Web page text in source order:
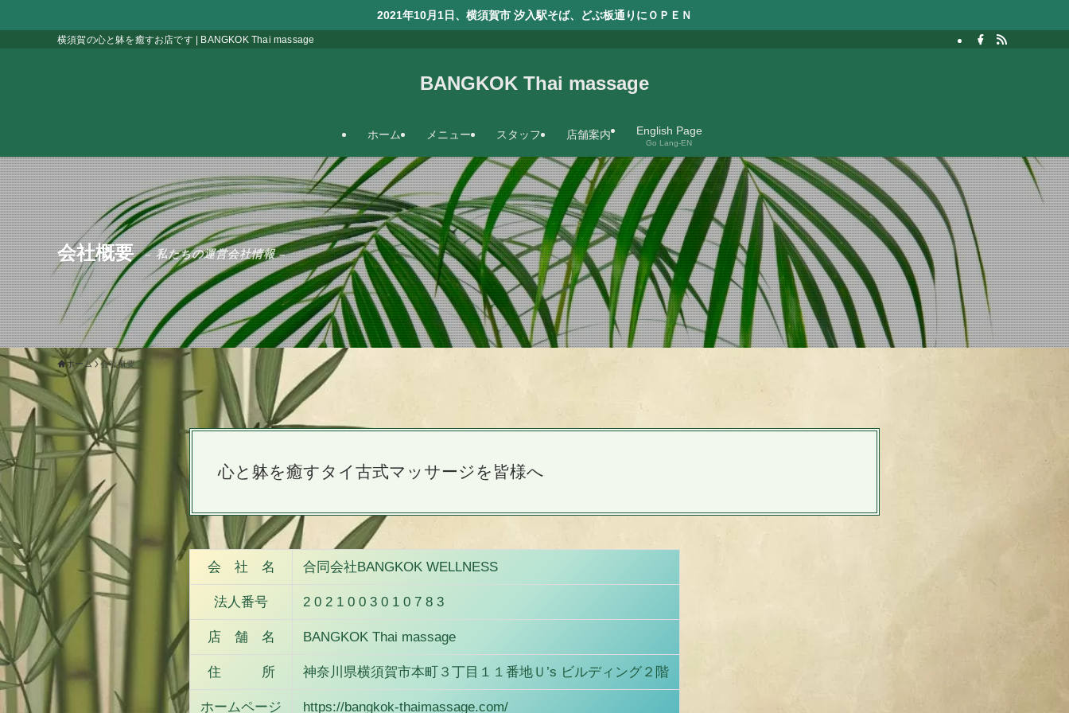
2021年10月1日、横須賀市 汐入駅そば、どぶ板通りにＯＰＥＮ
横須賀の心と躰を癒すお店です | BANGKOK Thai massage
BANGKOK Thai massage
ホーム メニュー スタッフ 店舗案内 English Page
Go Lang-EN
会社概要 – 私たちの運営会社情報 –
ホーム 会社概要
心と躰を癒すタイ古式マッサージを皆様へ
会 社 名 合同会社BANGKOK WELLNESS
法人番号 2 0 2 1 0 0 3 0 1 0 7 8 3
店 舗 名 BANGKOK Thai massage
住 所 神奈川県横須賀市本町３丁目１１番地Ｕ’s ビルディング２階
ホームページ https://bangkok-thaimassage.com/